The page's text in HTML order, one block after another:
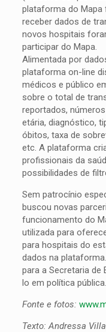
plataforma do Mapa
receber dados de
novos hospitais
participar do Mapa.
Alimentada por
plataforma on-line
médicos e público
sobre o total de
reportados,
etária, diagnóstico,
óbitos, taxa de
etc. A plataforma
profissionais da
possibilidades de
Sem patrocínio
buscou novas
funcionamento do
utilizada para
para hospitais do
dados na
para a Secretaria de
lo em política pública.
Fonte e fotos:
Texto: Andressa